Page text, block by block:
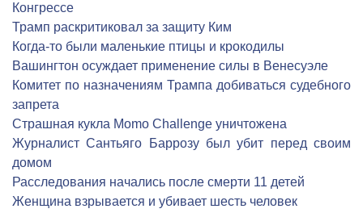
Конгрессе
Трамп раскритиковал за защиту Ким
Когда-то были маленькие птицы и крокодилы
Вашингтон осуждает применение силы в Венесуэле
Комитет по назначениям Трампа добиваться судебного
запрета
Страшная кукла Momo Challenge уничтожена
Журналист Сантьяго Баррозу был убит перед своим
домом
Расследования начались после смерти 11 детей
Женщина взрывается и убивает шесть человек